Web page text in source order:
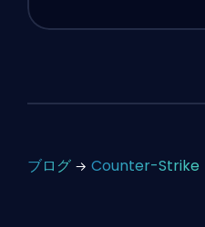
ブログ Counter-Strike